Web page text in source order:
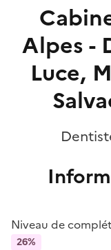
Alpes -
Luce,
Niveau de
26%